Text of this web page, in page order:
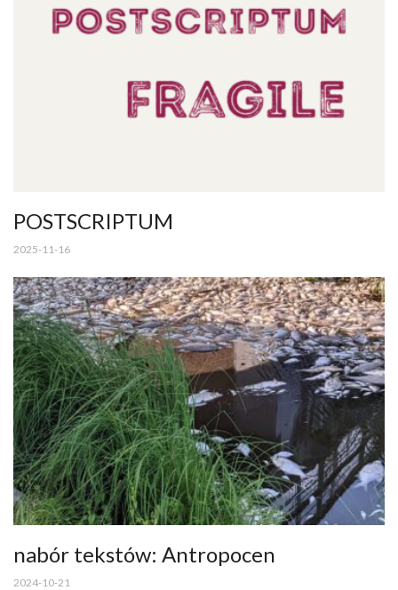
POSTSCRIPTUM
2025-11-16
nabór tekstów: Antropocen
2024-10-21